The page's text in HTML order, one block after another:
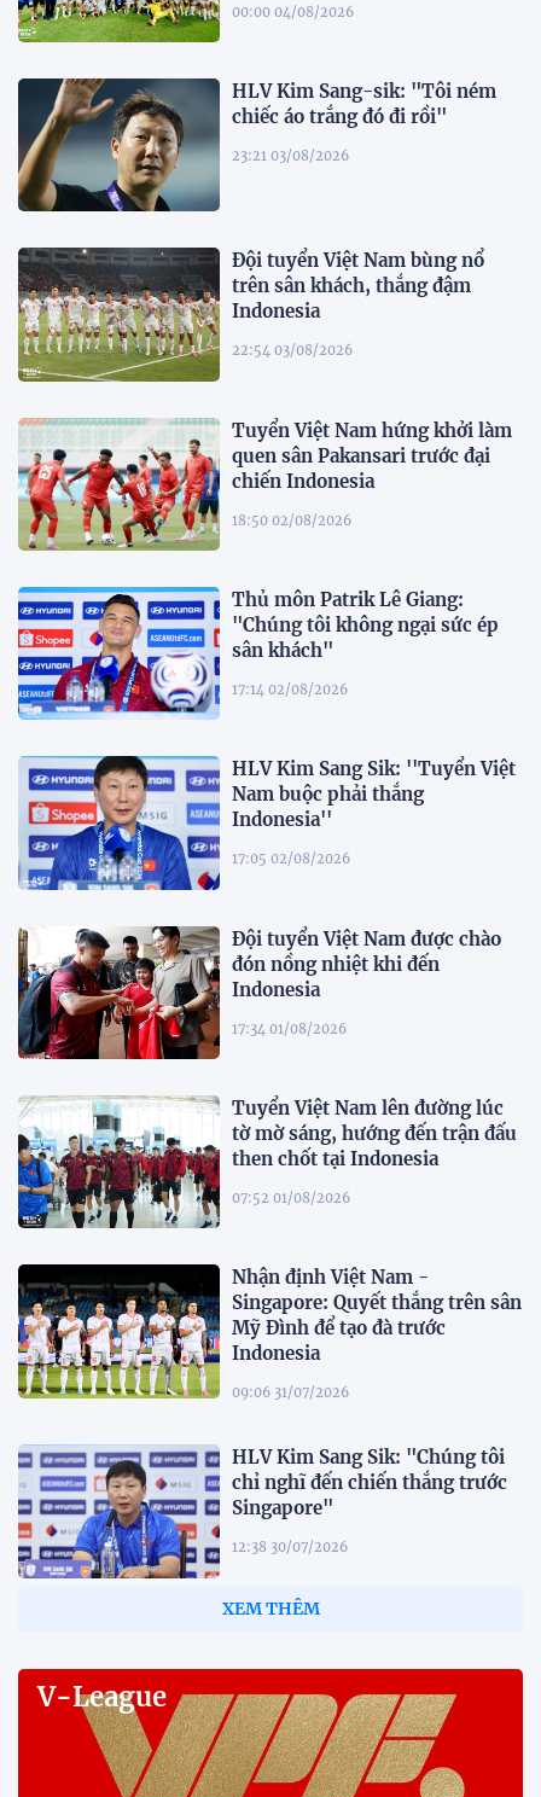
00:00 04/08/2026
HLV Kim Sang-sik: "Tôi ném
chiếc áo trắng đó đi rồi"
23:21 03/08/2026
Đội tuyển Việt Nam bùng nổ
trên sân khách, thắng đậm
Indonesia
22:54 03/08/2026
Tuyển Việt Nam hứng khởi làm
quen sân Pakansari trước đại
chiến Indonesia
18:50 02/08/2026
Thủ môn Patrik Lê Giang:
"Chúng tôi không ngại sức ép
sân khách"
17:14 02/08/2026
HLV Kim Sang Sik: ''Tuyển Việt
Nam buộc phải thắng
Indonesia''
17:05 02/08/2026
Đội tuyển Việt Nam được chào
đón nồng nhiệt khi đến
Indonesia
17:34 01/08/2026
Tuyển Việt Nam lên đường lúc
tờ mờ sáng, hướng đến trận đấu
then chốt tại Indonesia
07:52 01/08/2026
Nhận định Việt Nam -
Singapore: Quyết thắng trên sân
Mỹ Đình để tạo đà trước
Indonesia
09:06 31/07/2026
HLV Kim Sang Sik: "Chúng tôi
chỉ nghĩ đến chiến thắng trước
Singapore"
12:38 30/07/2026
12:32 30/07/2026